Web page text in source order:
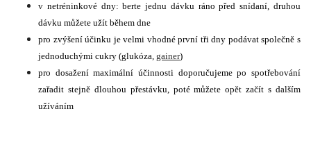
v netréninkové dny: berte jednu dávku ráno před snídaní, druhou
dávku můžete užít během dne
pro zvýšení účinku je velmi vhodné první tři dny podávat společně s
jednoduchými cukry (glukóza, gainer)
pro dosažení maximální účinnosti doporučujeme po spotřebování
zařadit stejně dlouhou přestávku, poté můžete opět začít s dalším
užíváním